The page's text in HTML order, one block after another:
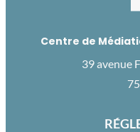
Centre de
39 avenue